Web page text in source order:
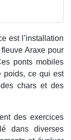
est l’installation
Araxe pour
ponts mobiles
poids, ce qui est
chars et des
des exercices
dans diverses